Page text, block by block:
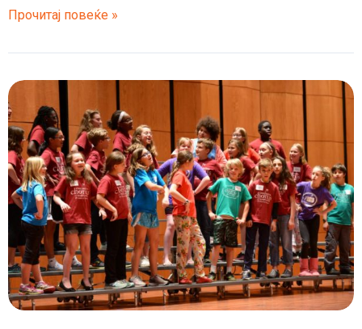
(Видео)
девојче“
пее
хор
од
Јордан
Прочитај повеќе »